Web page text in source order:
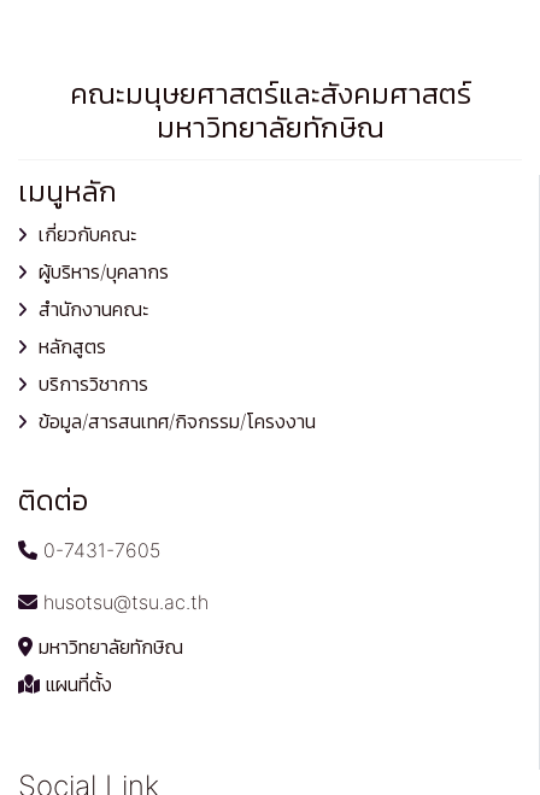
คณะมนุษยศาสตร์และสังคมศาสตร์
มหาวิทยาลัยทักษิณ
เมนูหลัก
เกี่ยวกับคณะ
ผู้บริหาร/บุคลากร
สำนักงานคณะ
หลักสูตร
บริการวิชาการ
ข้อมูล/สารสนเทศ/กิจกรรม/โครงงาน
ติดต่อ
0-7431-7605
husotsu@tsu.ac.th
มหาวิทยาลัยทักษิณ
แผนที่ตั้ง
Social Link